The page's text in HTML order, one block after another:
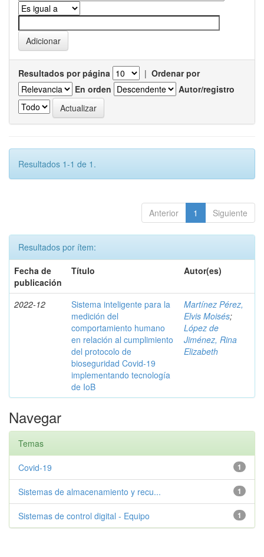
Resultados por página | Ordenar por
En orden
Autor/registro
Resultados 1-1 de 1.
Anterior 1 Siguiente
Resultados por ítem:
Fecha de
publicación
Título Autor(es)
2022-12
Sistema inteligente para la
medición del
comportamiento humano
en relación al cumplimiento
del protocolo de
bioseguridad Covid-19
implementando tecnología
de IoB
Martínez Pérez,
Elvis Moisés;
López de
Jiménez, Rina
Elizabeth
Navegar
Temas
1
Covid-19
1
Sistemas de almacenamiento y recu...
1
Sistemas de control digital - Equipo